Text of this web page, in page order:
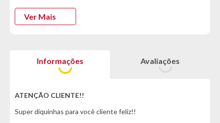
experiência sem preocupações. Sua proteção contra chuvas
leves, com resistência de até 300mm de coluna d’água,
impermeabilidade, contribui para uma circulação de ar
eficiente, reduzindo o calor excessivo e evitando a formação
Por dentro, os bolsos organizadores mantêm seus itens
essenciais sempre à mão, trazendo ainda mais funcionalidade
Ver Mais
Informações Avaliações
ATENÇÃO CLIENTE!!
Super diquinhas para você cliente feliz!!